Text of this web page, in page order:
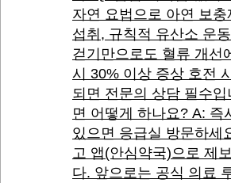
자연 요법으로 아연 보
섭취, 규칙적 유산소 운
걷기만으로도 혈류 개선
시 30% 이상 증상 호전
되면 전문의 상담 필수
면 어떻게 하나요? A: 즉
있으면 응급실 방문하세
고 앱(안심약국)으로 제
다. 앞으로는 공식 의료